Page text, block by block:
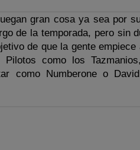
gran cosa ya sea por
de la temporada, pero sin
de que la gente empiece
como los
como Numberone o